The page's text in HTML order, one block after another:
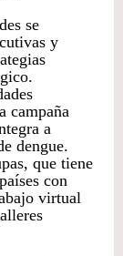
se
y
campaña
a
dengue.
que tiene
con
virtual